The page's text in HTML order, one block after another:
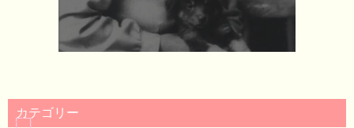
カテゴリー